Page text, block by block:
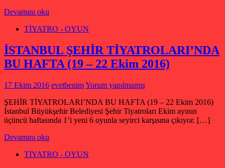
Devamını oku
TİYATRO - OYUN
İSTANBUL ŞEHİR TİYATROLARI’NDA
BU HAFTA (19 – 22 Ekim 2016)
17 Ekim 2016 evetbenimYorum yapılmamış
ŞEHİR TİYATROLARI’NDA BU HAFTA (19 – 22 Ekim 2016)
İstanbul Büyükşehir Belediyesi Şehir Tiyatroları Ekim ayının
üçüncü haftasında 1’i yeni 6 oyunla seyirci karşısına çıkıyor. […]
Devamını oku
TİYATRO - OYUN